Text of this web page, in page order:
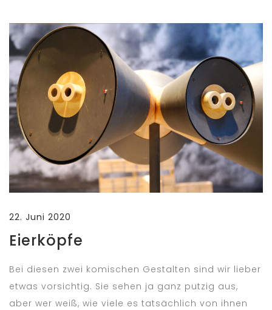
22. Juni 2020
Eierköpfe
Bei diesen zwei komischen Gestalten sind wir lieber
etwas vorsichtig. Sie sehen ja ganz putzig aus,
aber wer weiß, wie viele es tatsächlich von ihnen